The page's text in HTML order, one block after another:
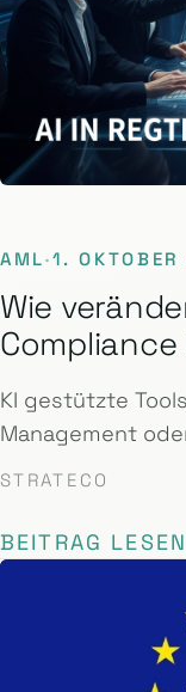
AML·1.
Wie
KI gestützte
Management
STRATECO
BEITRAG LESEN